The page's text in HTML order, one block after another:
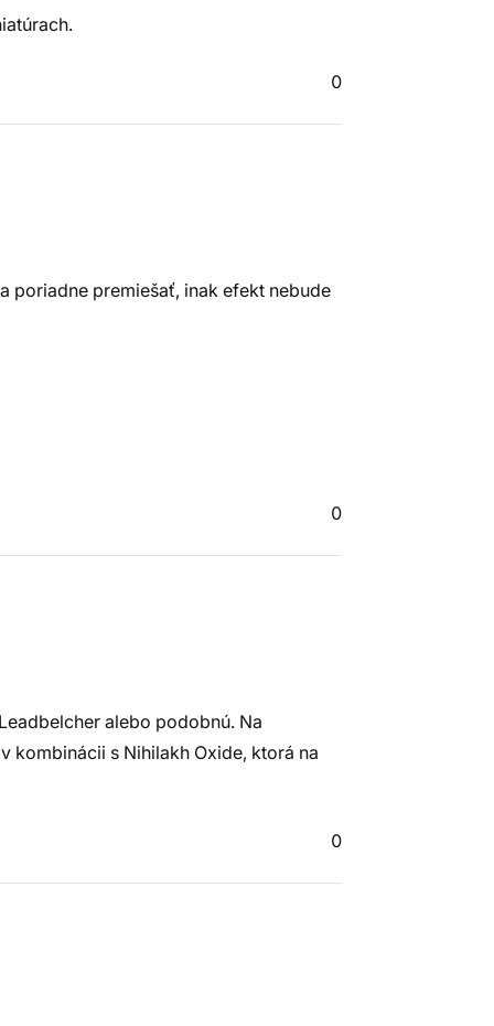
0
poriadne premiešať, inak efekt nebude
0
alebo podobnú. Na
kombinácii s Nihilakh Oxide, ktorá na
0